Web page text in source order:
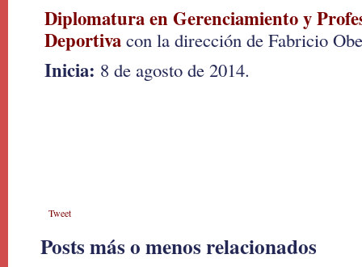
Diplomatura en Gerenciamiento y
Deportiva con la dirección de Fabricio
Inicia: 8 de agosto de 2014.
Tweet
Posts más o menos relacionados